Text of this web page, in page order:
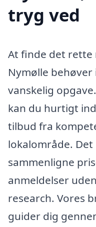
tryg ved
At finde det
Nymølle
vanskelig
kan du hurtigt
tilbud fra
lokalområde.
sammenligne
anmeldelser
research. Vores
guider dig